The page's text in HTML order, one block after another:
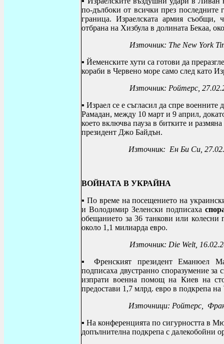
по-дълбоки от всички през
граница. Израелската армия съобщи,
отбрана на Хизбула в долината Бекаа,
Източник: The New York
▪ Йеменските хути са готови да
кораби в Червено море само след като
Източник: Ройтерс,
▪ Израел се е съгласил да спре
Рамадан, между 10 март и 9 април,
което включва пауза в битките и
президент Джо Байдън.
Източник: Ен Би Си,
ВОЙНАТА В УКРАЙНА
▪По време на посещението на
и Володимир Зеленски подписаха
обещанието за 36 танкови или колесни
около 1,1 милиарда евро.
Източник: Die Welt,
▪ Френският президент Еманюел
подписаха двустранно споразумение
изпрати военна помощ на Киев на
предостави 1,7 млрд. евро в подкрепа
Източници: Ройтерс,
▪ На конференцията по сигурността в
допълнителна подкрепа с далекобойни